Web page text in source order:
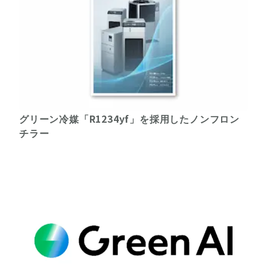
グリーン冷媒「R1234yf」を採用したノンフロン
チラー